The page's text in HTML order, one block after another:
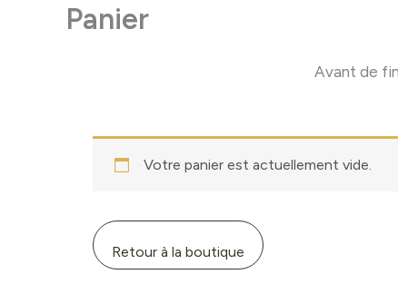
Panier
Avant de
Votre panier est actuellement vide.
Retour à la boutique